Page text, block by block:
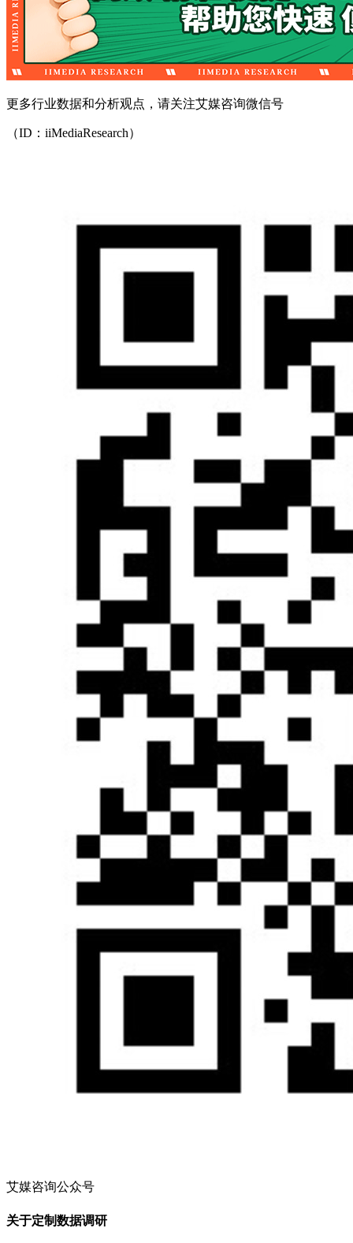
更多行业数据和分析观点，请关注艾媒咨询微信号
（ID：iiMediaResearch）
艾媒咨询公众号
关于定制数据调研